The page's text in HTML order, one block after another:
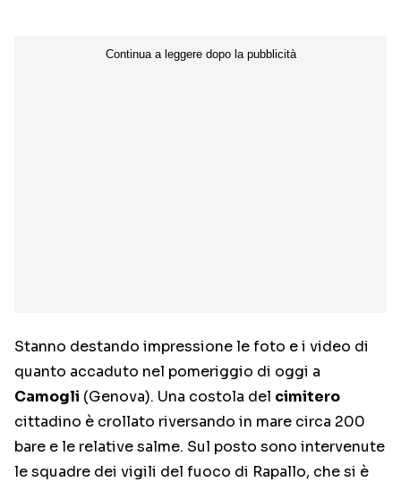
Stanno destando impressione le foto e i video di
quanto accaduto nel pomeriggio di oggi a
Camogli (Genova). Una costola del cimitero
cittadino è crollato riversando in mare circa 200
bare e le relative salme. Sul posto sono intervenute
le squadre dei vigili del fuoco di Rapallo, che si è